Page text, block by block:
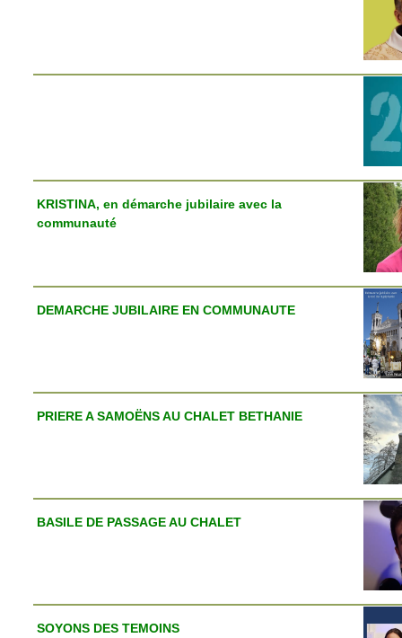
KRISTINA, en démarche jubilaire avec la
communauté
DEMARCHE JUBILAIRE EN COMMUNAUTE
PRIERE A SAMOËNS AU CHALET BETHANIE
BASILE DE PASSAGE AU CHALET
SOYONS DES TEMOINS